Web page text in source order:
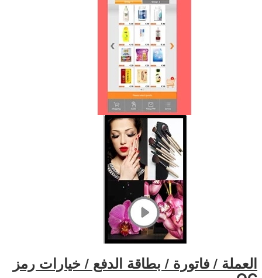
العملة / فاتورة / بطاقة الدفع / خيارات رمز